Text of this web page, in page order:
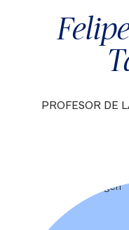
PROFESOR DE